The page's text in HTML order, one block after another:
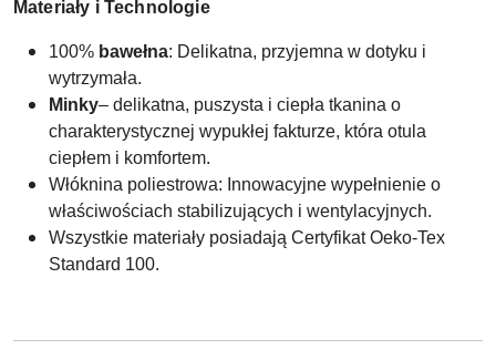
Materiały i Technologie
100% bawełna: Delikatna, przyjemna w dotyku i
wytrzymała.
Minky– delikatna, puszysta i ciepła tkanina o
charakterystycznej wypukłej fakturze, która otula
ciepłem i komfortem.
Włóknina poliestrowa: Innowacyjne wypełnienie o
właściwościach stabilizujących i wentylacyjnych.
Wszystkie materiały posiadają Certyfikat Oeko-Tex
Standard 100.